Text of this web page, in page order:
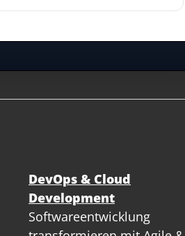
DevOps & Cloud
Development
Softwareentwicklung